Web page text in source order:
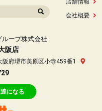
会社概要
ループ株式会社
阪店
阪府堺市美原区小寺459番1
になる